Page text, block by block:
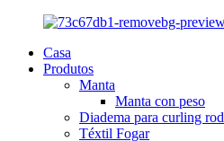
Casa
Produtos
Manta
Manta con peso
Diadema para curling rod
Téxtil Fogar